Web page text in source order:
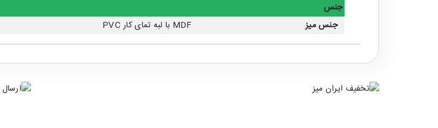
جنس
جنس میز
MDF با لبه تمای کار PVC